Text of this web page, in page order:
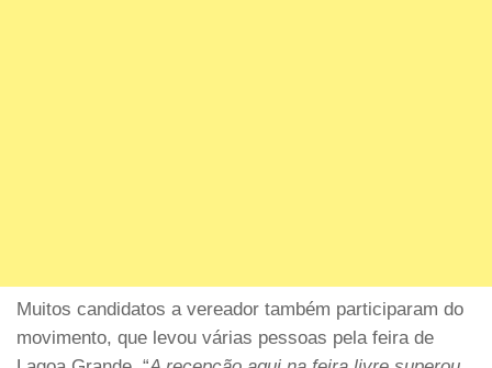
Muitos candidatos a vereador também participaram do
movimento, que levou várias pessoas pela feira de